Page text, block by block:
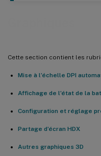
Cette section contient les
Mise à l’échelle DPI
Affichage de l’état de la
Configuration et réglage
Partage d’écran HDX
Autres graphiques 3D